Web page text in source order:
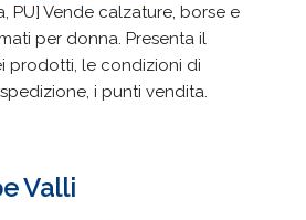
PU] Vende calzature, borse e
per donna. Presenta il
prodotti, le condizioni di
i punti vendita.
Valli